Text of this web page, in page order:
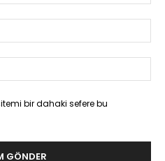
bir dahaki sefere bu